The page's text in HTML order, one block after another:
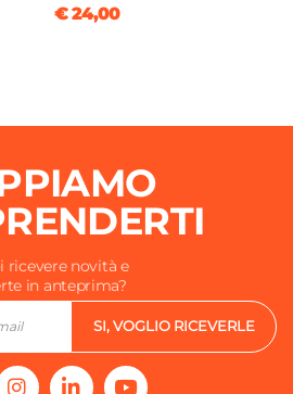
€ 24,00
ricevere novità e
in anteprima?
SI, VOGLIO RICEVERLE